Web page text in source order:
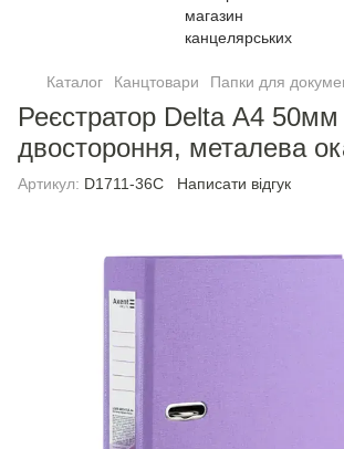
Каталог Канцтовари Папки для
Реєстратор Delta А4 50мм
двостороння, металева
Артикул: D1711-36C Написати відгук